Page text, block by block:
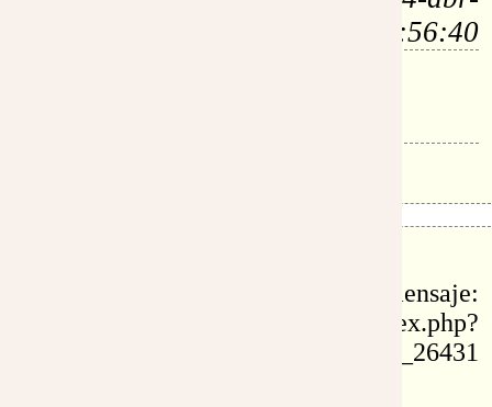
2006, 6:56:40
permalink de este mensaje:
https://www.eltestigofiel.org/index.php?
idu=fr_26431